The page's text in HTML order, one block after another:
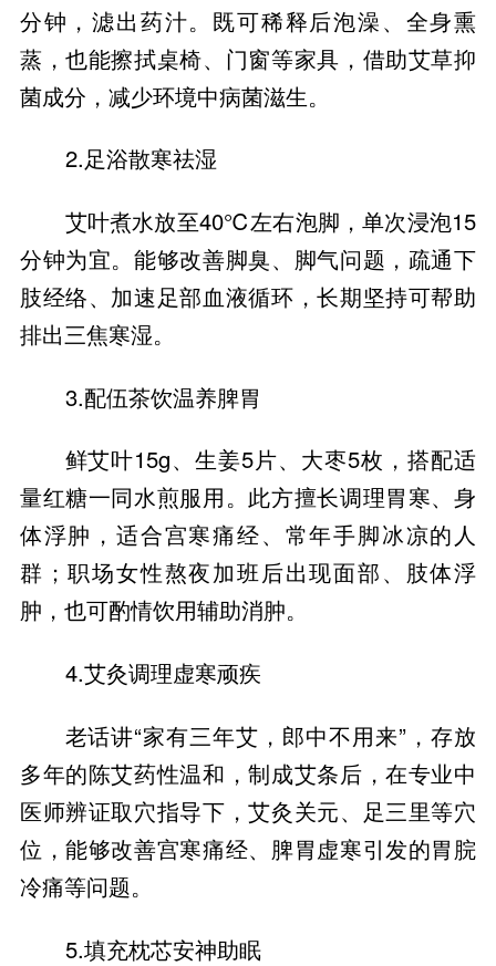
分钟，滤出药汁。既可稀释后泡澡、全身熏
蒸，也能擦拭桌椅、门窗等家具，借助艾草抑
菌成分，减少环境中病菌滋生。
2.足浴散寒祛湿
艾叶煮水放至40℃左右泡脚，单次浸泡15
分钟为宜。能够改善脚臭、脚气问题，疏通下
肢经络、加速足部血液循环，长期坚持可帮助
排出三焦寒湿。
3.配伍茶饮温养脾胃
鲜艾叶15g、生姜5片、大枣5枚，搭配适
量红糖一同水煎服用。此方擅长调理胃寒、身
体浮肿，适合宫寒痛经、常年手脚冰凉的人
群；职场女性熬夜加班后出现面部、肢体浮
肿，也可酌情饮用辅助消肿。
4.艾灸调理虚寒顽疾
老话讲“家有三年艾，郎中不用来”，存放
多年的陈艾药性温和，制成艾条后，在专业中
医师辨证取穴指导下，艾灸关元、足三里等穴
位，能够改善宫寒痛经、脾胃虚寒引发的胃脘
冷痛等问题。
5.填充枕芯安神助眠